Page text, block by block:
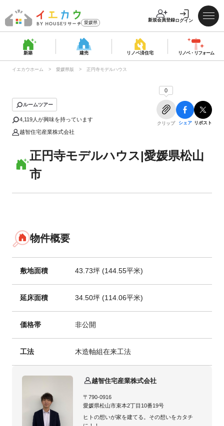
愛媛県 新規会員登録ログイン
新築 建売 リノベ済住宅 リノベ・ リフォーム
イエカウホーム 愛媛県版 正円寺モデルハウス
正円寺モデルハウス|愛媛県松山
市
ルームツアー
4,119人が興味を持っています
越智住宅産業株式会社
0
クリップ シェア リポスト
物件概要
敷地面積 43.73坪 (144.55平米)
延床面積 34.50坪 (114.06平米)
価格帯 非公開
工法 木造軸組在来工法
越智住宅産業株式会社
〒790-0916
愛媛県松山市束本2丁目10番19号
ヒトの想いが家を建てる。その想いをカタチ